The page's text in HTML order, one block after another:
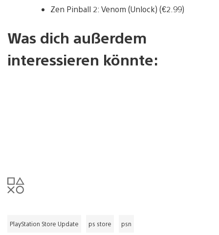
Zen Pinball 2: Venom (Unlock) (€2.99)
Was dich außerdem
interessieren könnte:
PlayStation Store Update ps store psn